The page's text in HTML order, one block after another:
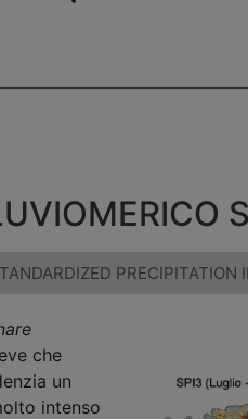
PRECIPITATION
che
un
intenso